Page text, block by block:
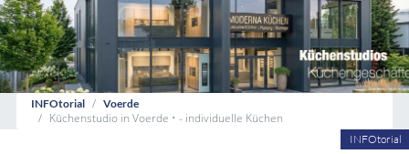
INFOtorial Voerde
Küchenstudio in Voerde • - individuelle Küchen
INFOtorial